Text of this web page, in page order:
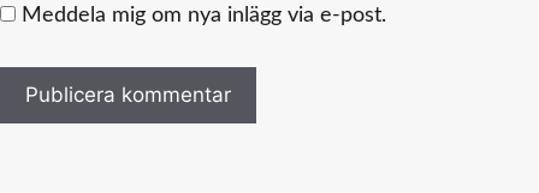
Meddela mig om nya inlägg via e-post.